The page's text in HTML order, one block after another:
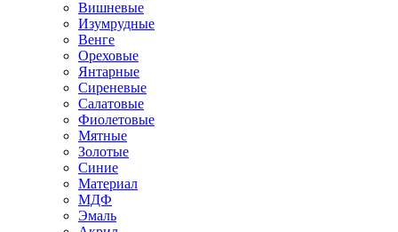
Вишневые
Изумрудные
Венге
Ореховые
Янтарные
Сиреневые
Салатовые
Фиолетовые
Мятные
Золотые
Синие
Материал
МДФ
Эмаль